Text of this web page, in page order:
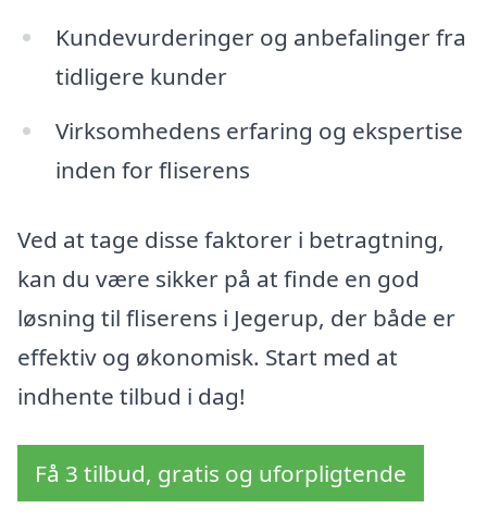
Kundevurderinger og anbefalinger fra
tidligere kunder
Virksomhedens erfaring og ekspertise
inden for fliserens
Ved at tage disse faktorer i betragtning,
kan du være sikker på at finde en god
løsning til fliserens i Jegerup, der både er
effektiv og økonomisk. Start med at
indhente tilbud i dag!
Få 3 tilbud, gratis og uforpligtende